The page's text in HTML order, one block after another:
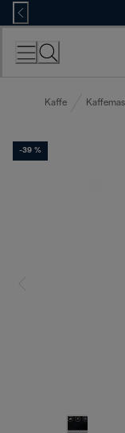
Skip
to
Content
Kaffe
-39 %